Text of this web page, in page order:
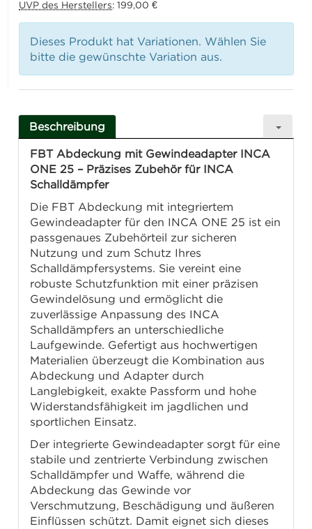
UVP des Herstellers:199,00 €
Dieses Produkt hat Variationen. Wählen Sie
bitte die gewünschte Variation aus.
Beschreibung
FBT Abdeckung mit Gewindeadapter INCA
ONE 25 – Präzises Zubehör für INCA
Schalldämpfer
Die FBT Abdeckung mit integriertem
Gewindeadapter für den INCA ONE 25 ist ein
passgenaues Zubehörteil zur sicheren
Nutzung und zum Schutz Ihres
Schalldämpfersystems. Sie vereint eine
robuste Schutzfunktion mit einer präzisen
Gewindelösung und ermöglicht die
zuverlässige Anpassung des INCA
Schalldämpfers an unterschiedliche
Laufgewinde. Gefertigt aus hochwertigen
Materialien überzeugt die Kombination aus
Abdeckung und Adapter durch
Langlebigkeit, exakte Passform und hohe
Widerstandsfähigkeit im jagdlichen und
sportlichen Einsatz.
Der integrierte Gewindeadapter sorgt für eine
stabile und zentrierte Verbindung zwischen
Schalldämpfer und Waffe, während die
Abdeckung das Gewinde vor
Verschmutzung, Beschädigung und äußeren
Einflüssen schützt. Damit eignet sich dieses